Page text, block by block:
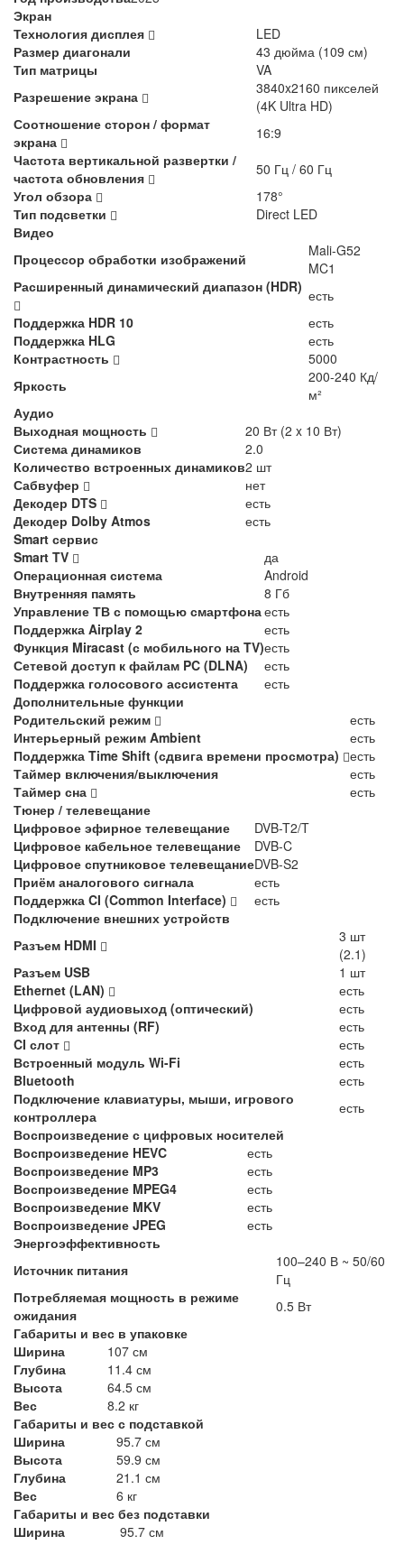
Экран
Технология дисплея
LED
Размер диагонали
43 дюйма (109 см)
Тип матрицы
VA
Разрешение экрана
3840x2160 пикселей
(4K Ultra HD)
Соотношение сторон / формат
экрана
16:9
Частота вертикальной развертки /
частота обновления
50 Гц / 60 Гц
Угол обзора
178°
Тип подсветки
Direct LED
Видео
Процессор обработки изображений
Mali-G52
MC1
Расширенный динамический диапазон (HDR) есть
Поддержка HDR 10
есть
Поддержка HLG
есть
Контрастность
5000
Яркость
200-240 Кд/
м²
Аудио
Выходная мощность
20 Вт (2 x 10 Вт)
Система динамиков
2.0
Количество встроенных динамиков2 шт
Сабвуфер
нет
Декодер DTS
есть
Декодер Dolby Atmos
есть
Smart сервис
Smart TV
да
Операционная система
Android
Внутренняя память
8 Гб
Управление ТВ с помощью смартфонаесть
Поддержка Airplay 2
есть
Функция Miracast (с мобильного на TV)есть
Сетевой доступ к файлам PC (DLNA)
есть
Поддержка голосового ассистента
есть
Дополнительные функции
Родительский режим
есть
Интерьерный режим Ambient
есть
Поддержка Time Shift (сдвига времени просмотра)
есть
Таймер включения/выключения
есть
Таймер сна
есть
Тюнер / телевещание
Цифровое эфирное телевещание
DVB-T2/T
Цифровое кабельное телевещание
DVB-C
Цифровое спутниковое телевещаниеDVB-S2
Приём аналогового сигнала
есть
Поддержка CI (Common Interface)
есть
Подключение внешних устройств
Разъем HDMI
3 шт
(2.1)
Разъем USB
1 шт
Ethernet (LAN)
есть
Цифровой аудиовыход (оптический)
есть
Вход для антенны (RF)
есть
CI слот
есть
Встроенный модуль Wi-Fi
есть
Bluetooth
есть
Подключение клавиатуры, мыши, игрового
контроллера
есть
Воспроизведение с цифровых носителей
Воспроизведение HEVC
есть
Воспроизведение MP3
есть
Воспроизведение MPEG4
есть
Воспроизведение MKV
есть
Воспроизведение JPEG
есть
Энергоэффективность
Источник питания
100–240 В ~ 50/60
Гц
Потребляемая мощность в режиме
ожидания
0.5 Вт
Габариты и вес в упаковке
Ширина
107 см
Глубина
11.4 см
Высота
64.5 см
Вес
8.2 кг
Габариты и вес с подставкой
Ширина
95.7 см
Высота
59.9 см
Глубина
21.1 см
Вес
6 кг
Габариты и вес без подставки
Ширина
95.7 см